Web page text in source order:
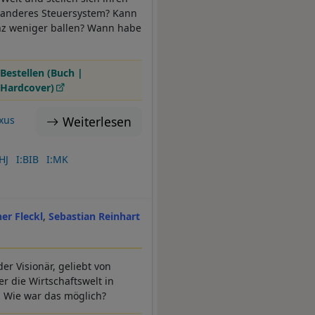
Steuersystem? Kann
weniger ballen? Wann habe
Bestellen (Buch |
Hardcover)
Weiterlesen
I:BIB I:MK
Fleckl Sebastian Reinhart
Visionär, geliebt von
die Wirtschaftswelt in
war das möglich?